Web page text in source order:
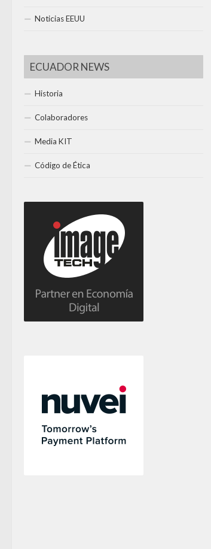
Noticias EEUU
ECUADOR NEWS
Historia
Colaboradores
Media KIT
Código de Ética